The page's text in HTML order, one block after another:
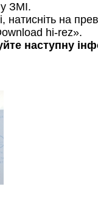
ЗМІ.
натисніть на
hi-rez».
наступну